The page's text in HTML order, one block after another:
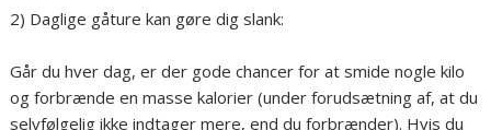
2) Daglige gåture kan gøre dig slank:
Går du hver dag, er der gode chancer for at smide nogle kilo
og forbrænde en masse kalorier (under forudsætning af, at du
selvfølgelig ikke indtager mere, end du forbrænder). Hvis du